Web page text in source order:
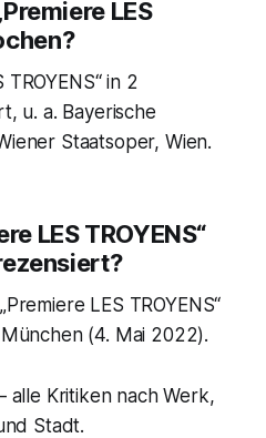
LES
in 2
u. a. Bayerische
Staatsoper, Wien.
LES TROYENS“
LES TROYENS“
(4. Mai 2022).
alle Kritiken nach Werk,
Stadt.